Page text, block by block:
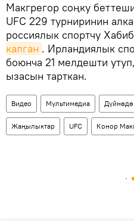
Макгрегор соңку
UFC 229 турниринин
россиялык спортчу
калган . Ирландиялык
боюнча 21 мелдешти
ызасын тарткан.
Видео Мультимедиа Дүйнөдө
Жаңылыктар UFC Конор